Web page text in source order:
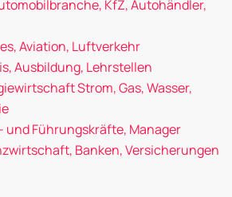
KfZ, Autohändler,
Aviation, Luftverkehr
Ausbildung, Lehrstellen
Strom, Gas, Wasser,
und Führungskräfte, Manager
Banken, Versicherungen